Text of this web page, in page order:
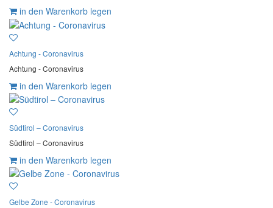
in den Warenkorb legen
Achtung - Coronavirus
Achtung - Coronavirus
in den Warenkorb legen
Südtirol – Coronavirus
Südtirol – Coronavirus
in den Warenkorb legen
Gelbe Zone - Coronavirus